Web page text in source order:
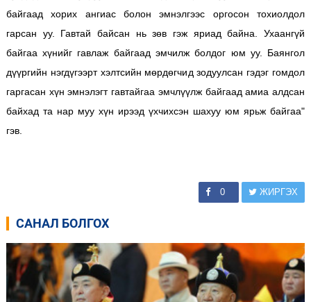
байгаад хорих ангиас болон эмнэлгээс оргосон тохиолдол
гарсан уу. Гавтай байсан нь зөв гэж яриад байна. Ухаангүй
байгаа хүнийг гавлаж байгаад эмчилж болдог юм уу. Баянгол
дүүргийн нэгдүгээрт хэлтсийн мөрдөгчид зодуулсан гэдэг гомдол
гаргасан хүн эмнэлэгт гавтайгаа эмчлүүлж байгаад амиа алдсан
байхад та нар муу хүн ирээд үхчихсэн шахуу юм ярьж байгаа"
гэв.
0 ЖИРГЭХ
САНАЛ БОЛГОХ